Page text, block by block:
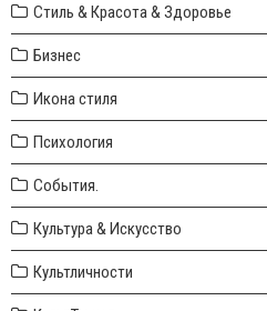
Стиль & Красота & Здоровье
Бизнес
Икона стиля
Психология
События.
Культура & Искусство
Культличности